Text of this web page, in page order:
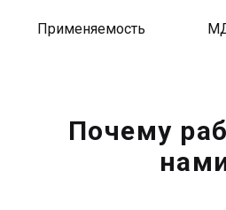
Применяемость
Почему